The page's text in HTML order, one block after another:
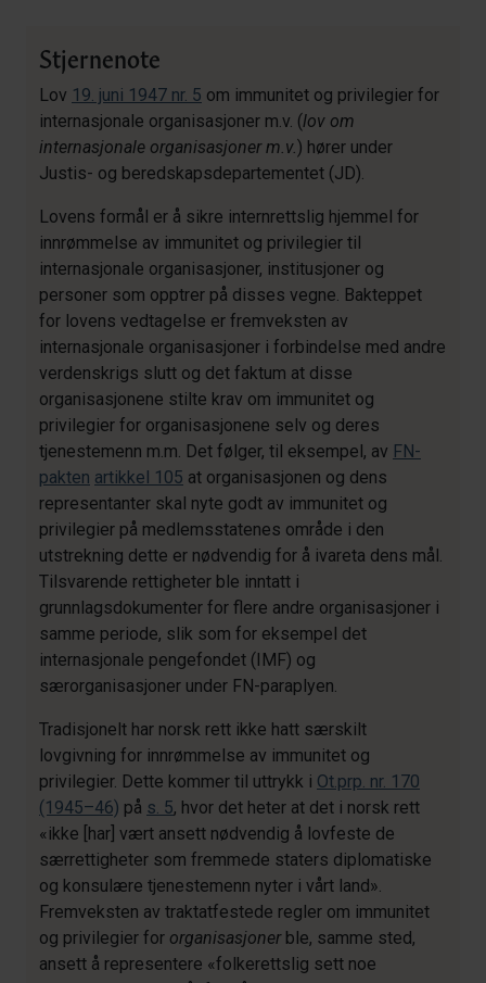
Stjernenote
Lov 19. juni 1947 nr. 5 om immunitet og privilegier for
internasjonale organisasjoner m.v. (lov om
internasjonale organisasjoner m.v.) hører under
Justis- og beredskapsdepartementet (JD).
Lovens formål er å sikre internrettslig hjemmel for
innrømmelse av immunitet og privilegier til
internasjonale organisasjoner, institusjoner og
personer som opptrer på disses vegne. Bakteppet
for lovens vedtagelse er fremveksten av
internasjonale organisasjoner i forbindelse med andre
verdenskrigs slutt og det faktum at disse
organisasjonene stilte krav om immunitet og
privilegier for organisasjonene selv og deres
tjenestemenn m.m. Det følger, til eksempel, av FN-
pakten artikkel 105 at organisasjonen og dens
representanter skal nyte godt av immunitet og
privilegier på medlemsstatenes område i den
utstrekning dette er nødvendig for å ivareta dens mål.
Tilsvarende rettigheter ble inntatt i
grunnlagsdokumenter for flere andre organisasjoner i
samme periode, slik som for eksempel det
internasjonale pengefondet (IMF) og
særorganisasjoner under FN-paraplyen.
Tradisjonelt har norsk rett ikke hatt særskilt
lovgivning for innrømmelse av immunitet og
privilegier. Dette kommer til uttrykk i Ot.prp. nr. 170
(1945–46) på s. 5, hvor det heter at det i norsk rett
«ikke [har] vært ansett nødvendig å lovfeste de
særrettigheter som fremmede staters diplomatiske
og konsulære tjenestemenn nyter i vårt land».
Fremveksten av traktatfestede regler om immunitet
og privilegier for organisasjoner ble, samme sted,
ansett å representere «folkerettslig sett noe